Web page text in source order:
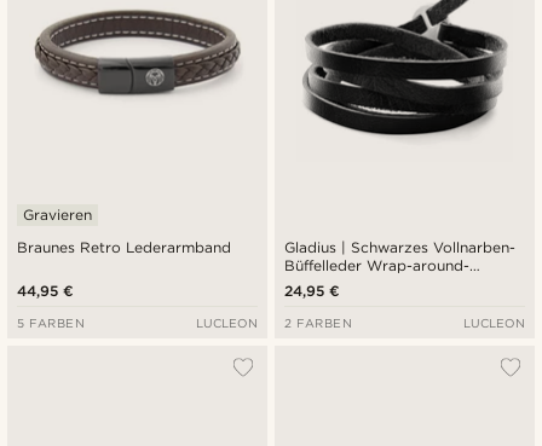
Braunes Retro Lederarmband
Gravieren
44,95 €
5 FARBEN LUCLEON
Gladius | Schwarzes Vollnarben-
Büffelleder Wrap-around-
Armband
24,95 €
2 FARBEN LUCLEON